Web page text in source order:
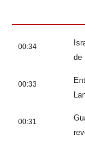
00:34
de
00:33
00:31